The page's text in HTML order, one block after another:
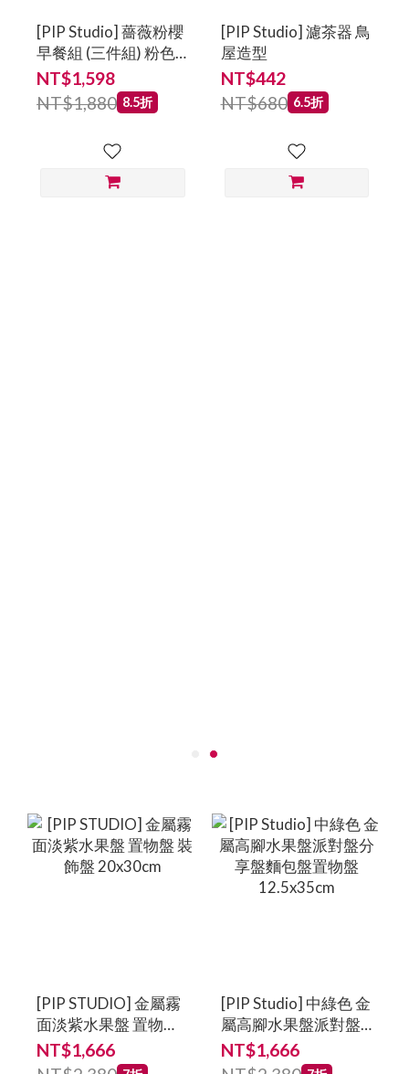
[PIP Studio] 薔薇粉櫻
早餐組 (三件組) 粉色
Jolie Dots Gold
Pink（禮盒附盒子）
NT$1,598
NT$1,880 8.5折
[PIP Studio] 濾茶器 鳥
屋造型
NT$442
NT$680 6.5折
[PIP STUDIO] 金屬霧
面淡紫水果盤 置物盤
裝飾盤 20x30cm
NT$1,666
[PIP Studio] 中綠色 金
屬高腳水果盤派對盤
分享盤麵包盤置物盤
12.5x35cm
NT$1,666